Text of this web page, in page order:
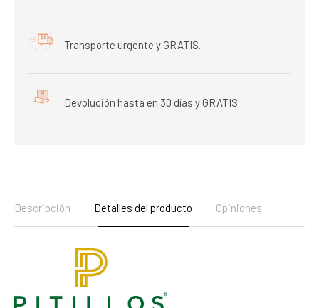
Transporte urgente y GRATIS.
Devolución hasta en 30 días y GRATIS
Descripción Detalles del producto Opiniones